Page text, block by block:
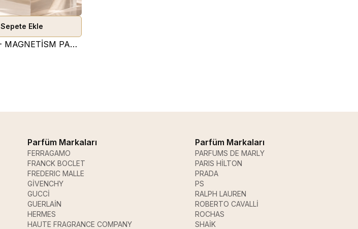
Sepete Ekle
ESCADA - MAGNETİSM PARFÜM ESANSI ( TATLI )
Parfüm Markaları
FERRAGAMO
FRANCK BOCLET
FREDERIC MALLE
GİVENCHY
GUCCİ
GUERLAİN
HERMES
HAUTE FRAGRANCE COMPANY
Parfüm Markaları
PARFUMS DE MARLY
PARIS HİLTON
PRADA
PS
RALPH LAUREN
ROBERTO CAVALLİ
ROCHAS
SHAİK